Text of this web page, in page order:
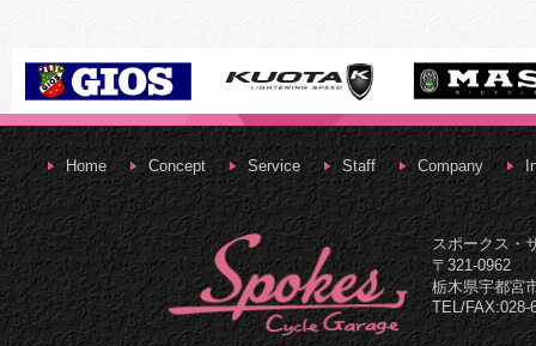
Home Concept Service Staff Company
スポークス・
〒321-0962
栃木県宇都宮
TEL/FAX:028-